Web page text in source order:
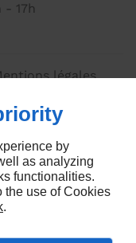
- 17h
légales
by
as analyzing
functionalities.
the use of Cookies
.